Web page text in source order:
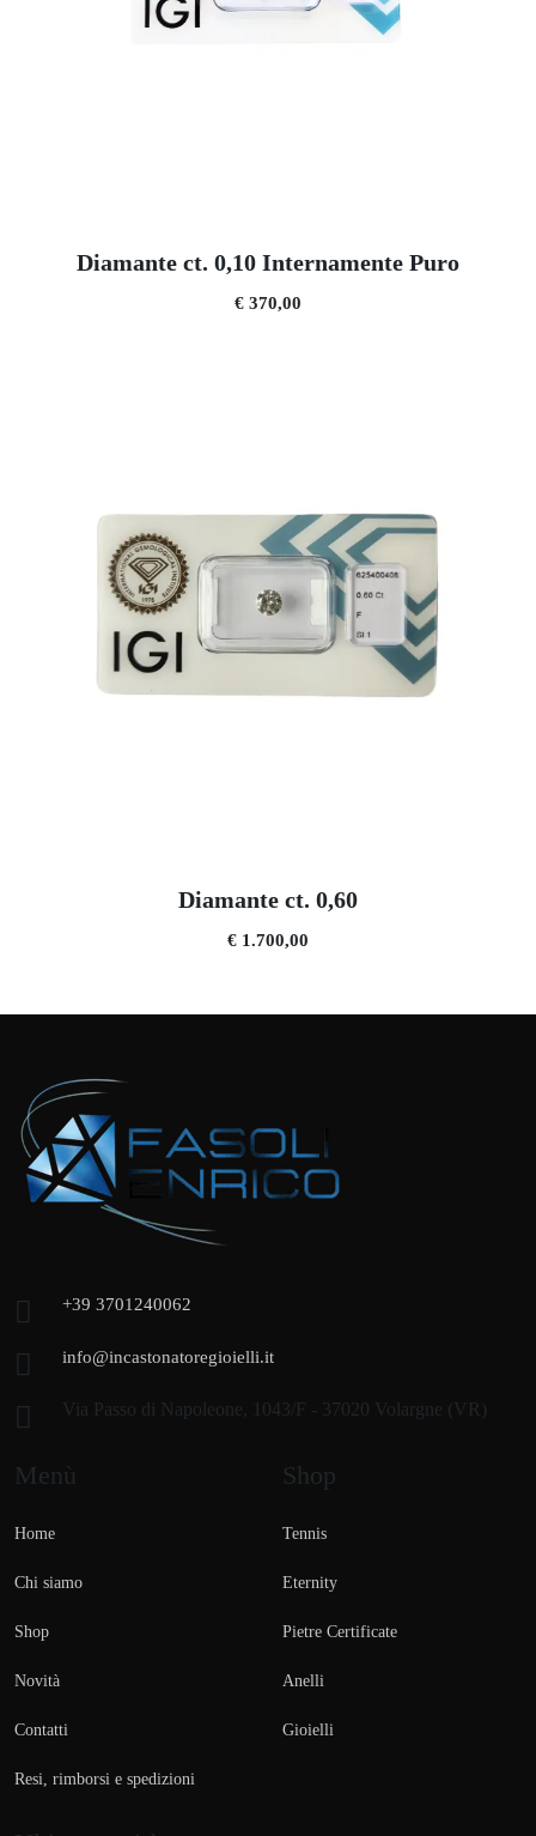
Diamante ct. 0,10 Internamente Puro
€ 370,00
Diamante ct. 0,60
€ 1.700,00
+39 3701240062
info@incastonatoregioielli.it
Via Passo di Napoleone, 1043/F - 37020 Volargne (VR)
Menù
Home
Chi siamo
Shop
Novità
Contatti
Resi, rimborsi e spedizioni
Shop
Tennis
Eternity
Pietre Certificate
Anelli
Gioielli